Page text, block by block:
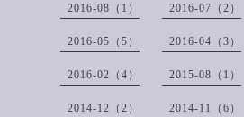
2016-08（1） 2016-07（2）
2016-05（5） 2016-04（3）
2016-02（4） 2015-08（1）
2014-12（2） 2014-11（6）